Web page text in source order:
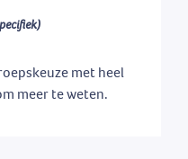
met heel
meer te weten.